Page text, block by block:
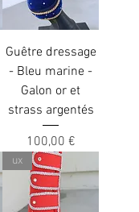
Guêtre dressage
- Bleu marine -
Galon or et
strass argentés
Precio
100,00 €
ux